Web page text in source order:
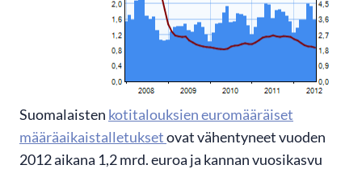
Suomalaisten kotitalouksien euromääräiset
määräaikaistalletuksetovat vähentyneet vuoden
2012 aikana 1,2 mrd. euroa ja kannan vuosikasvu